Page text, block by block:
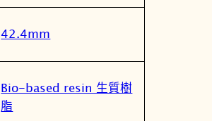
錶
數
42.4mm
Bio-based resin 生質樹
脂